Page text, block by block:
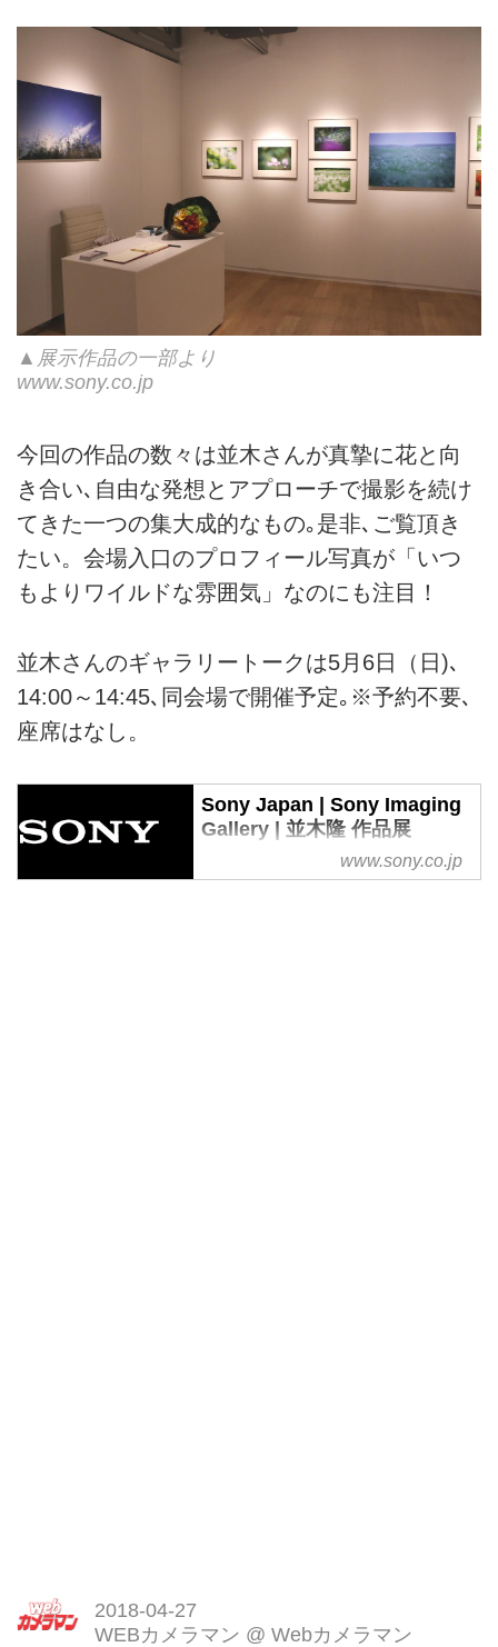
▲展示作品の一部より
www.sony.co.jp
今回の作品の数々は並木さんが真摯に花と向
き合い､自由な発想とアプローチで撮影を続け
てきた一つの集大成的なもの｡是非､ご覧頂き
たい。会場入口のプロフィール写真が「いつ
もよりワイルドな雰囲気」なのにも注目！
並木さんのギャラリートークは5月6日（日)､
14:00～14:45､同会場で開催予定｡※予約不要､
座席はなし。
Sony Japan | Sony Imaging
Gallery | 並木隆 作品展
ソニーが運営する写真や映像のギ
www.sony.co.jp
2018-04-27
WEBカメラマン @ Webカメラマン